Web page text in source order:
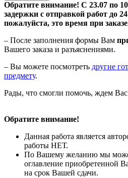
Обратите внимание! С 23.07 по
задержки с отправкой работ до
пожалуйста, это время при
– После заполнения формы Вам
Вашего заказа и разъяснениями.
– Вы можете посмотреть другие
предмету.
Рады, что смогли помочь, ждем
Обратите внимание!
Данная работа является
работы НЕТ.
По Вашему желанию мы
оглавление приобретенной
на срок Вашей сдачи.